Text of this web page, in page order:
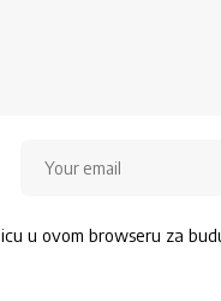
u ovom browseru za